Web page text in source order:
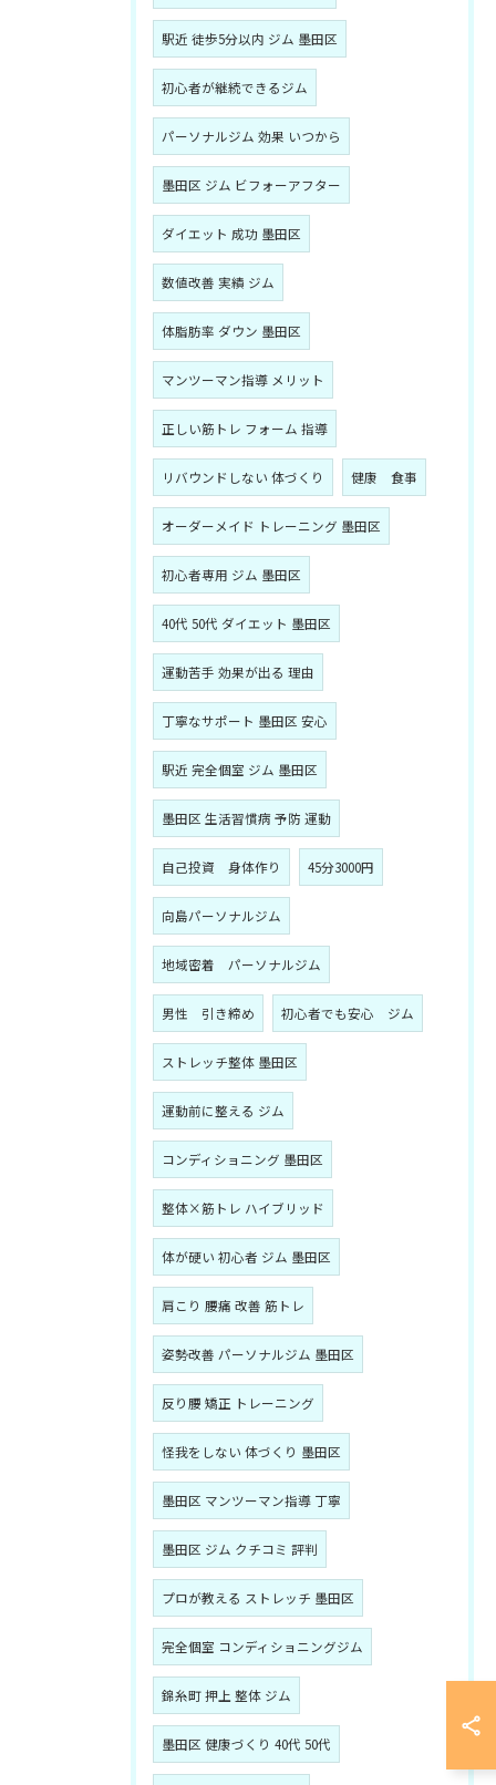
駅近 徒歩5分以内 ジム 墨田区
初心者が継続できるジム
パーソナルジム 効果 いつから
墨田区 ジム ビフォーアフター
ダイエット 成功 墨田区
数値改善 実績 ジム
体脂肪率 ダウン 墨田区
マンツーマン指導 メリット
正しい筋トレ フォーム 指導
リバウンドしない 体づくり 健康 食事
オーダーメイド トレーニング 墨田区
初心者専用 ジム 墨田区
40代 50代 ダイエット 墨田区
運動苦手 効果が出る 理由
丁寧なサポート 墨田区 安心
駅近 完全個室 ジム 墨田区
墨田区 生活習慣病 予防 運動
自己投資 身体作り 45分3000円
向島パーソナルジム
地域密着 パーソナルジム
男性 引き締め 初心者でも安心 ジム
ストレッチ整体 墨田区
運動前に整える ジム
コンディショニング 墨田区
整体×筋トレ ハイブリッド
体が硬い 初心者 ジム 墨田区
肩こり 腰痛 改善 筋トレ
姿勢改善 パーソナルジム 墨田区
反り腰 矯正 トレーニング
怪我をしない 体づくり 墨田区
墨田区 マンツーマン指導 丁寧
墨田区 ジム クチコミ 評判
プロが教える ストレッチ 墨田区
完全個室 コンディショニングジム
錦糸町 押上 整体 ジム
墨田区 健康づくり 40代 50代